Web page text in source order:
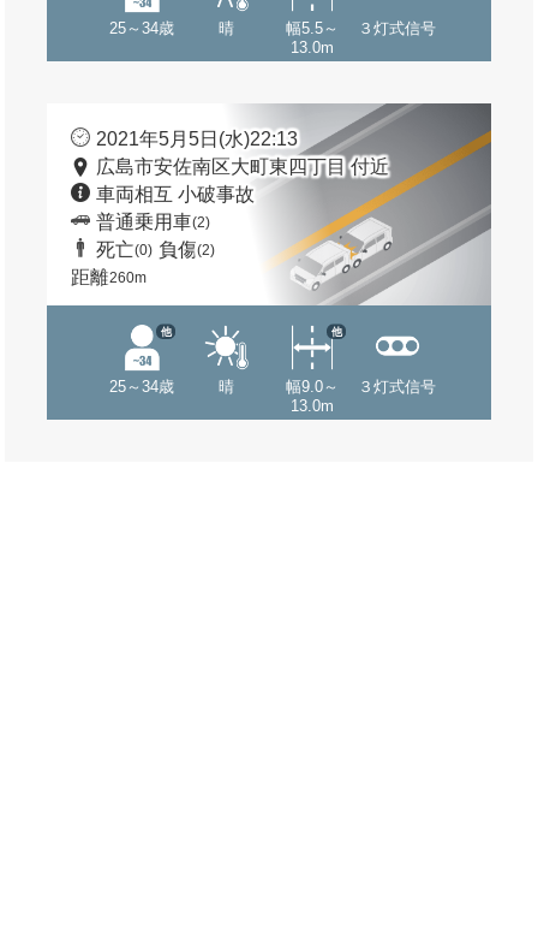
25～34歳 晴
幅5.5～
13.0m
３灯式信号
2021年5月5日(水)22:13
広島市安佐南区大町東四丁目 付近
車両相互 小破事故
普通乗用車(2)
死亡(0) 負傷(2)
距離260m
25～34歳
他
晴
幅9.0～
13.0m
他
３灯式信号